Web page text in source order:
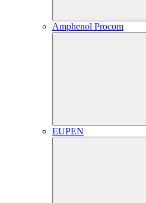
Amphenol Procom
EUPEN